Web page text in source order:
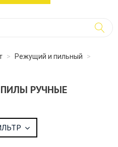
> Режущий и пильный
>
РУЧНЫЕ